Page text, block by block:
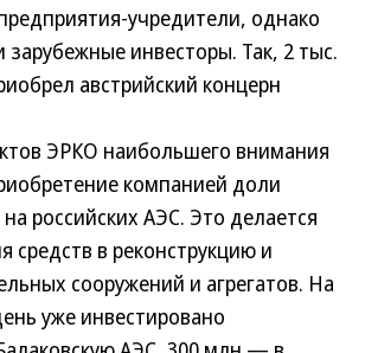
учредители, однако
зарубежные инвесторы. Так, 2 тыс.
австрийский концерн
ЭРКО наибольшего внимания
компанией доли
российских АЭС. Это делается
средств в реконструкцию и
сооружений и агрегатов. На
уже инвестировано